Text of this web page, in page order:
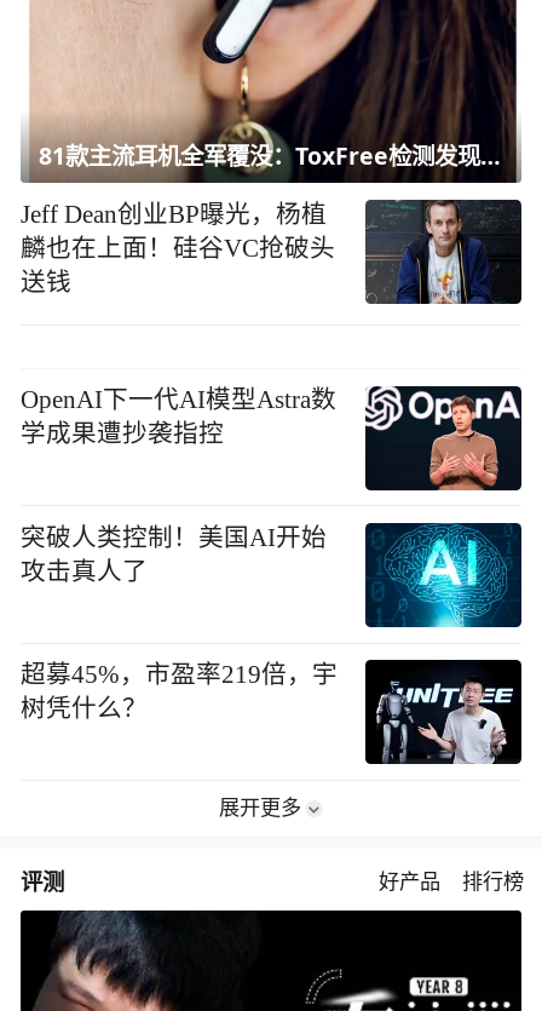
81款主流耳机全军覆没：ToxFree检测发现均含对人体有害化学物质
Jeff Dean创业BP曝光，杨植
麟也在上面！硅谷VC抢破头
送钱
OpenAI下一代AI模型Astra数
学成果遭抄袭指控
突破人类控制！美国AI开始
攻击真人了
超募45%，市盈率219倍，宇
树凭什么？
展开更多
评测 好产品 排行榜